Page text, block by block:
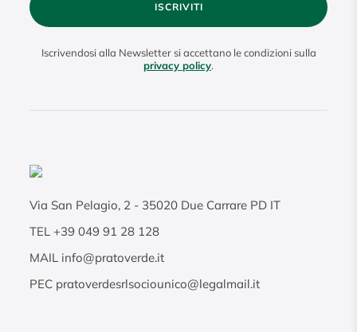
ISCRIVITI
Iscrivendosi alla Newsletter si accettano le condizioni sulla
privacy policy.
Via San Pelagio, 2 - 35020 Due Carrare PD IT
TEL+39 049 91 28 128
MAIL info@pratoverde.it
PEC pratoverdesrlsociounico@legalmail.it